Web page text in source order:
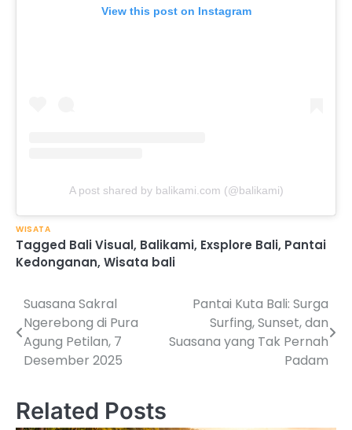
View this post on Instagram
A post shared by balikami.com (@balikami)
WISATA
Tagged Bali Visual, Balikami, Exsplore Bali, Pantai
Kedonganan, Wisata bali
Post
navigation
Suasana Sakral
Ngerebong di Pura
Agung Petilan, 7
Desember 2025
Pantai Kuta Bali: Surga
Surfing, Sunset, dan
Suasana yang Tak Pernah
Padam
Related Posts